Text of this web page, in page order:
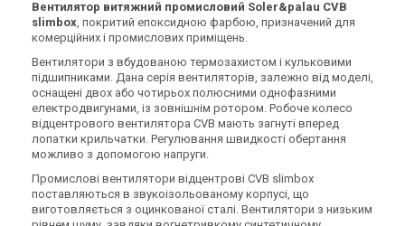
Вентилятор витяжний промисловий Soler&palau CVB
slimbox, покритий епоксидною фарбою, призначений для
комерційних і промислових приміщень.
Вентилятори з вбудованою термозахистом і кульковими
підшипниками. Дана серія вентиляторів, залежно від моделі,
оснащені двох або чотирьох полюсними однофазними
електродвигунами, із зовнішнім ротором. Робоче колесо
відцентрового вентилятора CVB мають загнуті вперед
лопатки крильчатки. Регулювання швидкості обертання
можливо з допомогою напруги.
Промислові вентилятори відцентрові CVB slimbox
поставляються в звукоізольованому корпусі, що
виготовляється з оцинкованої сталі. Вентилятори з низьким